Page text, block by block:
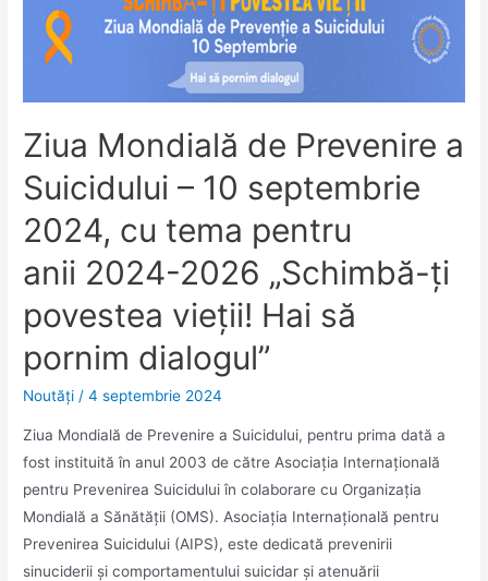
Ziua Mondială de Prevenire a
Suicidului – 10 septembrie
2024, cu tema pentru
anii 2024-2026 „Schimbă-ți
povestea vieții! Hai să
pornim dialogul”
Noutăţi /4 septembrie 2024
Ziua Mondială de Prevenire a Suicidului, pentru prima dată a
fost instituită în anul 2003 de către Asociația Internațională
pentru Prevenirea Suicidului în colaborare cu Organizația
Mondială a Sănătății (OMS). Asociația Internațională pentru
Prevenirea Suicidului (AIPS), este dedicată prevenirii
sinuciderii și comportamentului suicidar și atenuării